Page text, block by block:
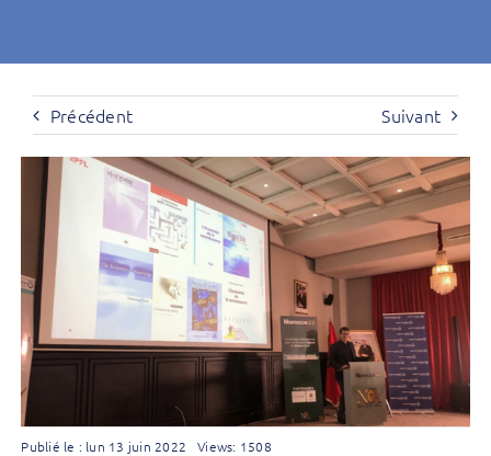
Précédent Suivant
Publié le : lun 13 juin 2022 Views: 1508